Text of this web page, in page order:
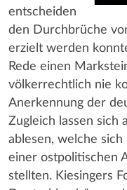
entscheiden
den Durchbrüche
erzielt werden
Rede einen
völkerrechtlich nie
Anerkennung der
Zugleich lassen sich
ablesen, welche
einer ostpolitischen
stellten. Kiesingers